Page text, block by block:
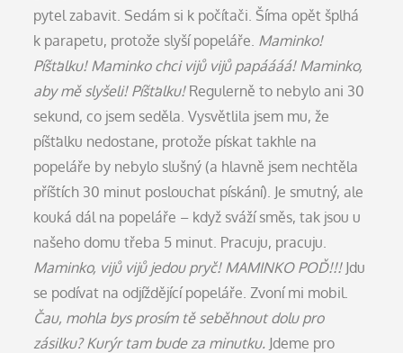
pytel zabavit. Sedám si k počítači. Šíma opět šplhá
k parapetu, protože slyší popeláře. Maminko!
Píšťalku! Maminko chci vijů vijů papáááá! Maminko,
aby mě slyšeli! Píšťalku!Regulerně to nebylo ani 30
sekund, co jsem seděla. Vysvětlila jsem mu, že
píšťalku nedostane, protože pískat takhle na
popeláře by nebylo slušný (a hlavně jsem nechtěla
příštích 30 minut poslouchat pískání). Je smutný, ale
kouká dál na popeláře – když sváží směs, tak jsou u
našeho domu třeba 5 minut. Pracuju, pracuju.
Maminko, vijů vijů jedou pryč! MAMINKO POĎ!!!Jdu
se podívat na odjíždějící popeláře. Zvoní mi mobil.
Čau, mohla bys prosím tě seběhnout dolu pro
zásilku? Kurýr tam bude za minutku. Jdeme pro